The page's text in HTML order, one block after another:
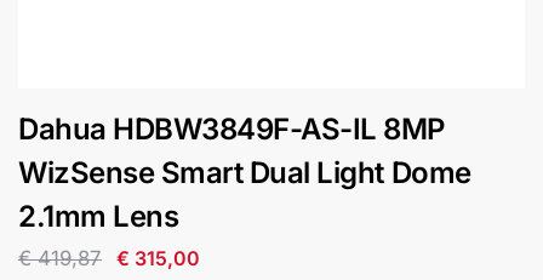
&
Intercom
Branddetectie
Dahua HDBW3849F-AS-IL 8MP
WizSense Smart Dual Light Dome
2.1mm Lens
€419,87 € 315,00